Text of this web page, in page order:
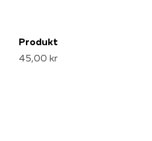
Produkt
45,00 kr